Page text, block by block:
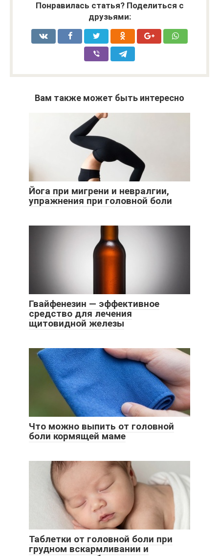
Понравилась статья? Поделиться с
друзьями:
Вам также может быть интересно
Йога при мигрени и невралгии,
упражнения при головной боли
Гвайфенезин — эффективное
средство для лечения
щитовидной железы
Что можно выпить от головной
боли кормящей маме
Таблетки от головной боли при
грудном вскармливании и